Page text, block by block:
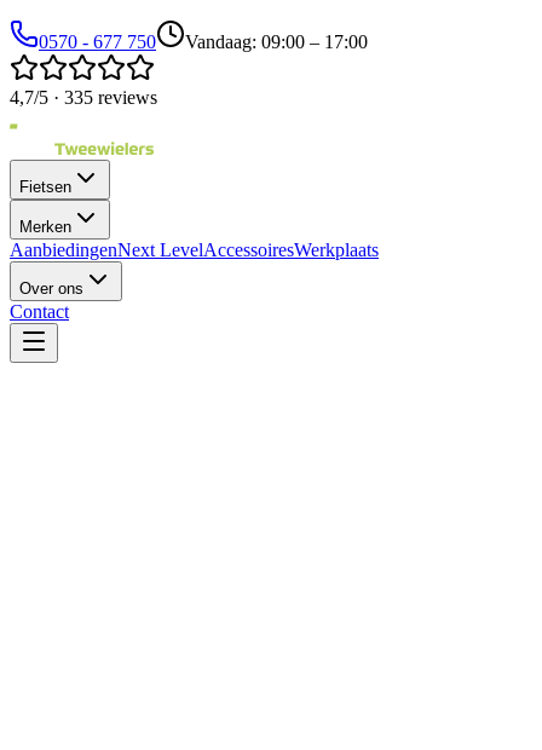
0570 - 677 750 Vandaag: 09:00 – 17:00
4,7/5 · 335 reviews
Fietsen
Merken
AanbiedingenNext LevelAccessoiresWerkplaats
Over ons
Contact